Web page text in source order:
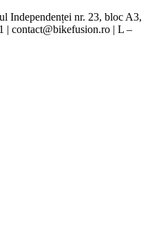
Independenței nr. 23, bloc A3,
| contact@bikefusion.ro | L –